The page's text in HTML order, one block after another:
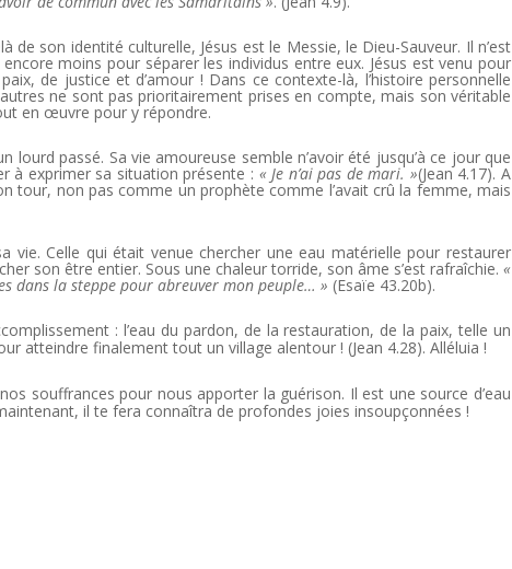
de son identité culturelle, Jésus est le Messie, le Dieu-Sauveur. Il n’est
moins pour séparer les individus entre eux. Jésus est venu pour
de justice et d’amour ! Dans ce contexte-là, l’histoire personnelle
ne sont pas prioritairement prises en compte, mais son véritable
en œuvre pour y répondre.
passé. Sa vie amoureuse semble n’avoir été jusqu’à ce jour que
à exprimer sa situation présente : « Je n’ai pas de mari. »(Jean 4.17). A
tour, non pas comme un prophète comme l’avait crû la femme, mais
Celle qui était venue chercher une eau matérielle pour restaurer
son être entier. Sous une chaleur torride, son âme s’est rafraîchie.«
dans la steppe pour abreuver mon peuple… » (Esaïe 43.20b).
: l’eau du pardon, de la restauration, de la paix, telle un
atteindre finalement tout un village alentour ! (Jean 4.28). Alléluia !
souffrances pour nous apporter la guérison. Il est une source d’eau
il te fera connaîtra de profondes joies insoupçonnées !